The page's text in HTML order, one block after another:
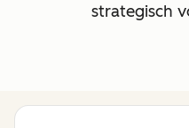
strategisch